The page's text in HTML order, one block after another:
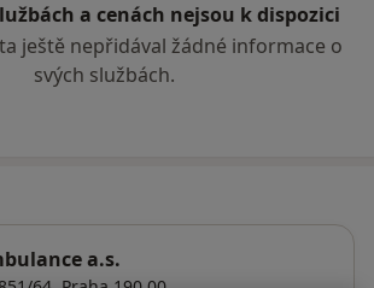
a cenách nejsou k dispozici
ještě nepřidával žádné informace o
svých službách.
a.s.